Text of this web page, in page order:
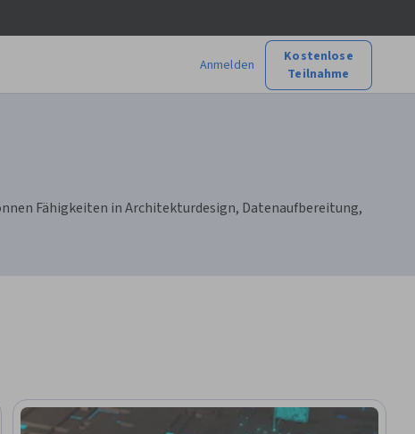
Anmelden
Kostenlose
Teilnahme
Fähigkeiten in Architekturdesign, Datenaufbereitung,